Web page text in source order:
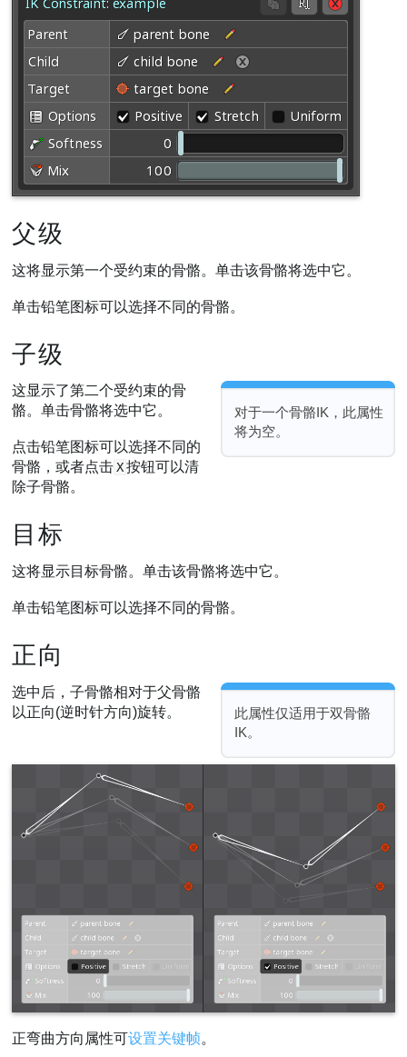
父级
这将显示第一个受约束的骨骼。单击该骨骼将选中它。
单击铅笔图标可以选择不同的骨骼。
子级
对于一个骨骼IK，此属性
将为空。
这显示了第二个受约束的骨
骼。单击骨骼将选中它。
点击铅笔图标可以选择不同的
骨骼，或者点击 X 按钮可以清
除子骨骼。
目标
这将显示目标骨骼。单击该骨骼将选中它。
单击铅笔图标可以选择不同的骨骼。
正向
此属性仅适用于双骨骼
IK。
选中后，子骨骼相对于父骨骼
以正向(逆时针方向)旋转。
正弯曲方向属性可设置关键帧。